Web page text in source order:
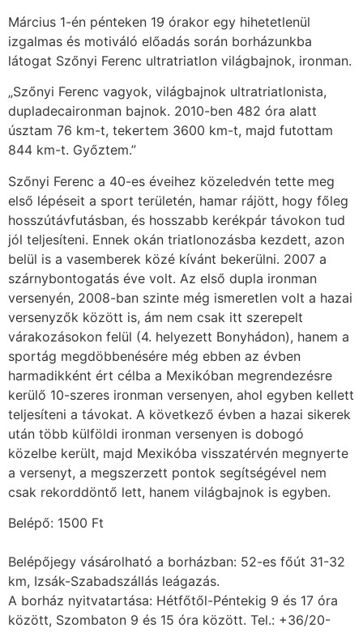
Március 1-én pénteken 19 órakor egy hihetetlenül
izgalmas és motiváló előadás során borházunkba
látogat Szőnyi Ferenc ultratriatlon világbajnok, ironman.
„Szőnyi Ferenc vagyok, világbajnok ultratriatlonista,
dupladecaironman bajnok. 2010-ben 482 óra alatt
úsztam 76 km-t, tekertem 3600 km-t, majd futottam
844 km-t. Győztem.”
Szőnyi Ferenc a 40-es éveihez közeledvén tette meg
első lépéseit a sport területén, hamar rájött, hogy főleg
hosszútávfutásban, és hosszabb kerékpár távokon tud
jól teljesíteni. Ennek okán triatlonozásba kezdett, azon
belül is a vasemberek közé kívánt bekerülni. 2007 a
szárnybontogatás éve volt. Az első dupla ironman
versenyén, 2008-ban szinte még ismeretlen volt a hazai
versenyzők között is, ám nem csak itt szerepelt
várakozásokon felül (4. helyezett Bonyhádon), hanem a
sportág megdöbbenésére még ebben az évben
harmadikként ért célba a Mexikóban megrendezésre
kerülő 10-szeres ironman versenyen, ahol egyben kellett
teljesíteni a távokat. A következő évben a hazai sikerek
után több külföldi ironman versenyen is dobogó
közelbe került, majd Mexikóba visszatérvén megnyerte
a versenyt, a megszerzett pontok segítségével nem
csak rekorddöntő lett, hanem világbajnok is egyben.
Belépő: 1500 Ft
Belépőjegy vásárolható a borházban: 52-es főút 31-32
km, Izsák-Szabadszállás leágazás.
A borház nyitvatartása: Hétfőtől-Péntekig 9 és 17 óra
között, Szombaton 9 és 15 óra között. Tel.: +36/20-